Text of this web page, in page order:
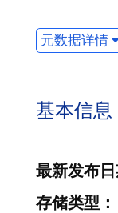
元数据详情
基本信息
最新发布日
存储类型 ：